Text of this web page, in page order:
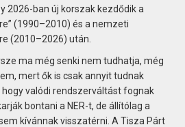
2026-ban új korszak kezdődik a
(1990–2010) és a nemzeti
(2010–2026) után.
ma még senki nem tudhatja, még
mert ők is csak annyit tudnak
valódi rendszerváltást fognak
bontani a NER-t, de állítólag a
kívánnak visszatérni. A Tisza Párt